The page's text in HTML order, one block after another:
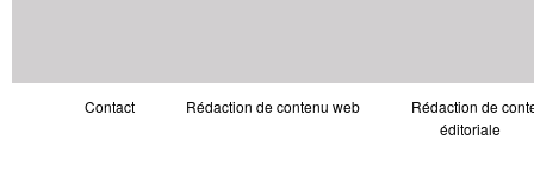
Contact Rédaction de contenu web
Rédaction de
éditoriale